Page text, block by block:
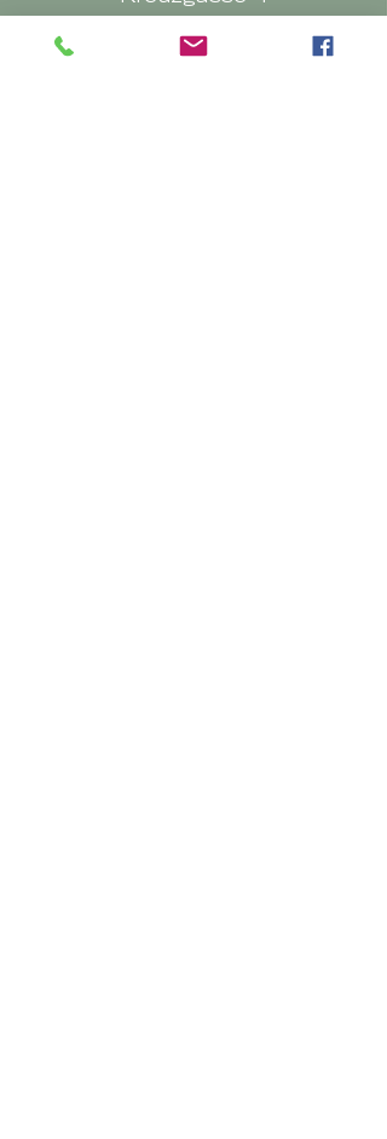
032 351 08 74